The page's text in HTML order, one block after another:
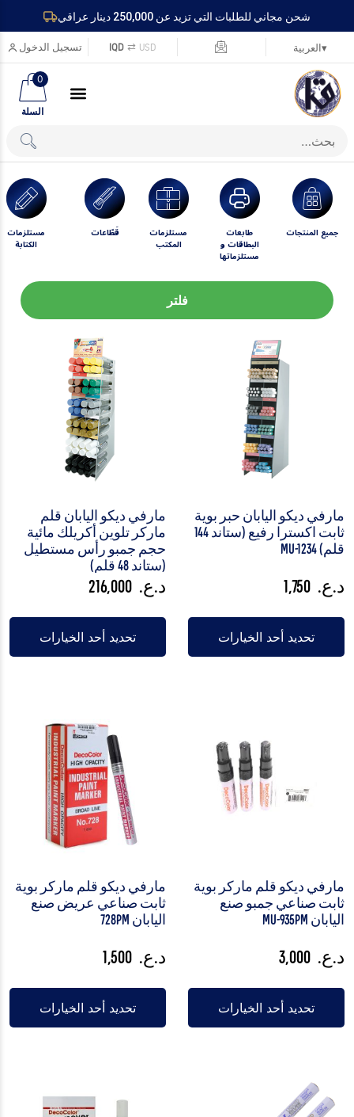
شحن مجاني للطلبات التي تزيد عن 250,000 دينار عراقي
تسجيل الدخول IQD ⇄ USD العربية▾
0
السلة
جميع المنتجات طابعات
البطاقات و
مستلزماتها
مستلزمات
المكتب
قَطّاعات مستلزمات
الكتابة
فلتر
مارفي ديكو اليابان حبر بوية
ثابت اكسترا رفيع (ستاند 144
قلم) MU-1234
د.ع.
تحديد أحد الخيارات
مارفي ديكو اليابان قلم
ماركر تلوين أكريلك مائية
حجم جمبو رأس مستطيل
(ستاند 48 قلم)
د.ع.
تحديد أحد الخيارات
مارفي ديكو قلم ماركر بوية
ثابت صناعي جمبو صنع
اليابان MU-935PM
د.ع.
تحديد أحد الخيارات
مارفي ديكو قلم ماركر بوية
ثابت صناعي عريض صنع
اليابان 728PM
د.ع.
تحديد أحد الخيارات